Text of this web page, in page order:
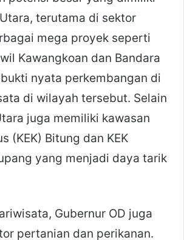
terutama di sektor
mega proyek seperti
Kawangkoan dan Bandara
nyata perkembangan di
di wilayah tersebut. Selain
juga memiliki kawasan
(KEK) Bitung dan KEK
yang menjadi daya tarik
Gubernur OD juga
pertanian dan perikanan.